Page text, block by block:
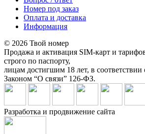
Номер под заказ
Оплата и доставка
Информация
© 2026 Твой номер
Продажа и активация SIM-карт и
строго по паспорту,
лицам достигшим 18 лет, в
Законом “О связи” 126-ФЗ.
Разработка и продвижение сайта